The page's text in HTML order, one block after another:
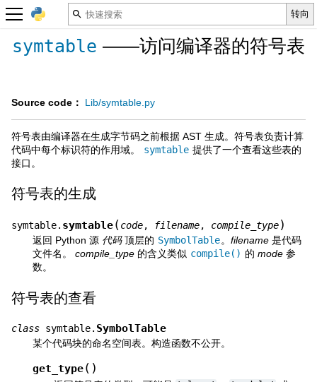
symtable ——访问编译器的符号表
Source code： Lib/symtable.py
符号表由编译器在生成字节码之前根据 AST 生成。符号表负责计算
代码中每个标识符的作用域。
symtable 提供了一个查看这些表的
接口。
符号表的生成
symtable. symtable(code, filename, compile_type)
返回 Python 源 代码顶层的 SymbolTable。 filename 是代码
文件名。 compile_type 的含义类似 compile() 的 mode 参
数。
符号表的查看
class symtable. SymbolTable
某个代码块的命名空间表。构造函数不公开。
get_type( )